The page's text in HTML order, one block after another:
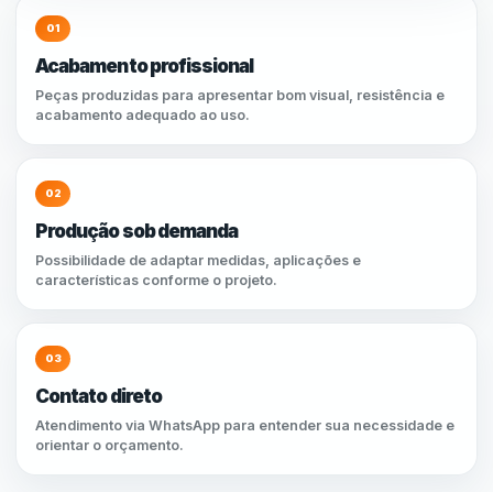
01
Acabamento profissional
Peças produzidas para apresentar bom visual, resistência e
acabamento adequado ao uso.
02
Produção sob demanda
Possibilidade de adaptar medidas, aplicações e
características conforme o projeto.
03
Contato direto
Atendimento via WhatsApp para entender sua necessidade e
orientar o orçamento.